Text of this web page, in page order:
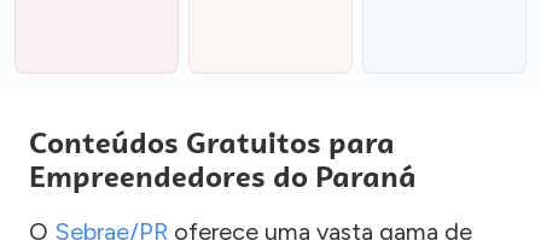
Conteúdos Gratuitos para
Empreendedores do Paraná
O Sebrae/PR oferece uma vasta gama de